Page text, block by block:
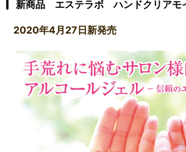
新商品 エステラボ ハンドクリアモ
2020年4月27日新発売